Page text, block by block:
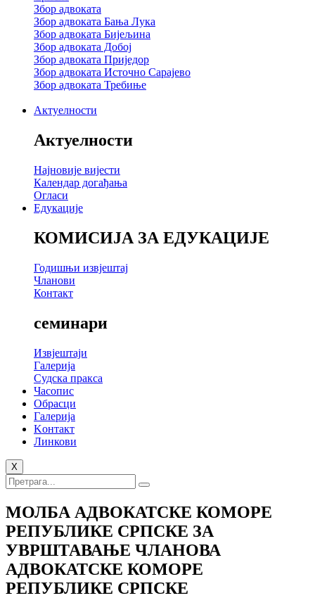
Збор адвоката
Збор адвоката Бања Лука
Збор адвоката Бијељина
Збор адвоката Добој
Збор адвоката Приједор
Збор адвоката Источно Сарајево
Збор адвоката Требиње
Актуелности
Актуелности
Најновије вијести
Календар догађања
Огласи
Едукације
КОМИСИЈА ЗА ЕДУКАЦИЈЕ
Годишњи извјештај
Чланови
Контакт
семинари
Извјештаји
Галерија
Судска пракса
Часопис
Обрасци
Галерија
Kонтакт
Линкови
X
МОЛБА АДВОКАТСКЕ КОМОРЕ
РЕПУБЛИКЕ СРПСКЕ ЗА
УВРШТАВАЊЕ ЧЛАНОВА
АДВОКАТСКЕ КОМОРЕ
РЕПУБЛИКЕ СРПСКЕ